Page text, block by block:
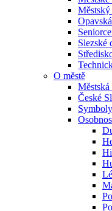
Slezské
O městě
Městská
České